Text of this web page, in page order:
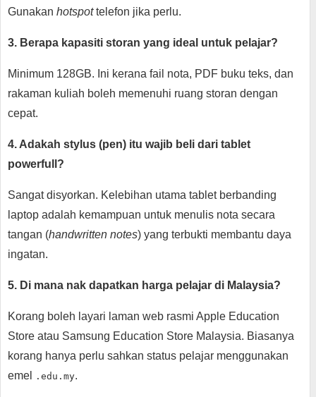
Gunakan hotspottelefon jika perlu.
3. Berapa kapasiti storan yang ideal untuk pelajar?
Minimum 128GB. Ini kerana fail nota, PDF buku teks, dan
rakaman kuliah boleh memenuhi ruang storan dengan
cepat.
4. Adakah stylus (pen) itu wajib beli dari tablet
powerfull?
Sangat disyorkan. Kelebihan utama tablet berbanding
laptop adalah kemampuan untuk menulis nota secara
tangan (handwritten notes) yang terbukti membantu daya
ingatan.
5. Di mana nak dapatkan harga pelajar di Malaysia?
Korang boleh layari laman web rasmi Apple Education
Store atau Samsung Education Store Malaysia. Biasanya
korang hanya perlu sahkan status pelajar menggunakan
emel
.edu.my.